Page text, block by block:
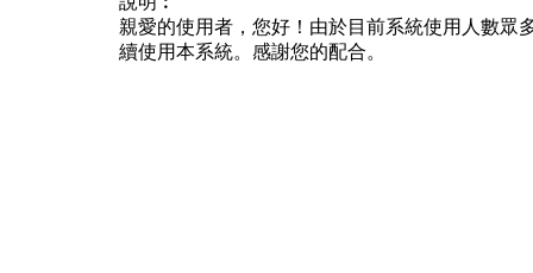
親愛的使用者，您好！由於目前系統使用人數眾
續使用本系統。感謝您的配合。